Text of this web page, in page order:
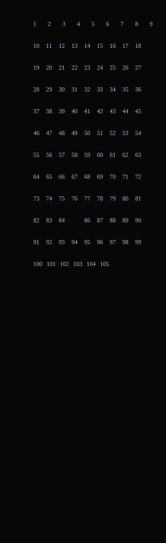
1 2 3 4 5 6 7 8 9
10 11 12 13 14 15 16 17 18
19 20 21 22 23 24 25 26 27
28 29 30 31 32 33 34 35 36
37 38 39 40 41 42 43 44 45
46 47 48 49 50 51 52 53 54
55 56 57 58 59 60 61 62 63
64 65 66 67 68 69 70 71 72
73 74 75 76 77 78 79 80 81
82 83 84 86 87 88 89 90
91 92 93 94 95 96 97 98 99
100 101 102 103 104 105